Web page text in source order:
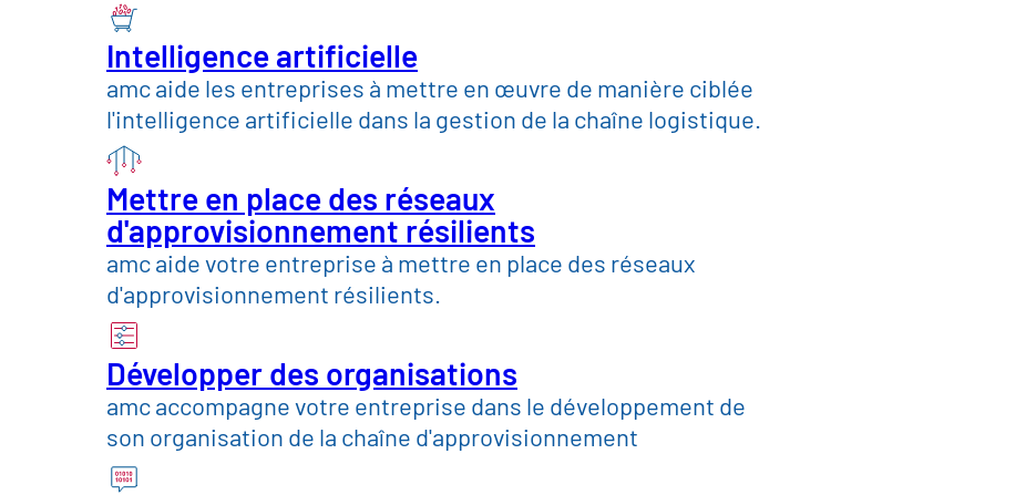
Intelligence artificielle
amc aide les entreprises à mettre en œuvre de manière ciblée
l'intelligence artificielle dans la gestion de la chaîne logistique.
Mettre en place des réseaux
d'approvisionnement résilients
amc aide votre entreprise à mettre en place des réseaux
d'approvisionnement résilients.
Développer des organisations
amc accompagne votre entreprise dans le développement de
son organisation de la chaîne d'approvisionnement
bout. Éliminer les
cloisonnements.
Nous repensons les rôles, les processus décisionnels et les modèles
tout au long de la chaîne d'approvisionnement, afin de garantir
et efficacité dans la gestion.
Prendre rendez-vous Nos services